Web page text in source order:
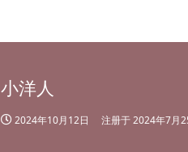
小洋人
2024年10月12日 注册于2024年7月